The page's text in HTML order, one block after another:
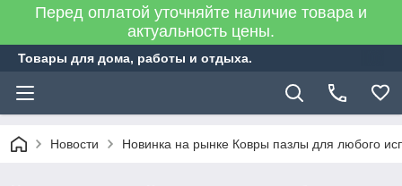
Перед оплатой уточняйте наличие товара и
актуальность цены.
Товары для дома, работы и отдыха.
Новости Новинка на рынке Ковры пазлы для любого